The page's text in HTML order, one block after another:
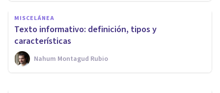
MISCELÁNEA
Texto informativo: definición, tipos y
características
Nahum Montagud Rubio
¿Qué es un texto
argumentativo? Definición,
ejemplos y tipos
Laura Ruiz Mitjana